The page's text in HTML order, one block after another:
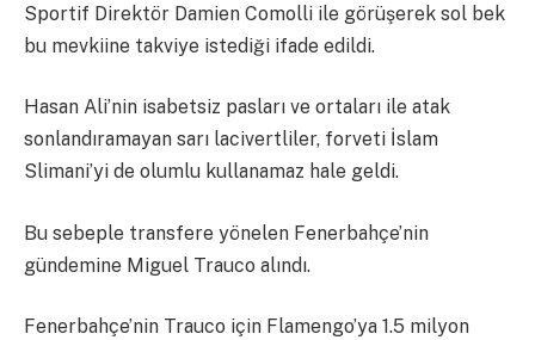
Sportif Direktör Damien Comolli ile görüşerek sol bek
bu mevkiine takviye istediği ifade edildi.
Hasan Ali’nin isabetsiz pasları ve ortaları ile atak
sonlandıramayan sarı lacivertliler, forveti İslam
Slimani’yi de olumlu kullanamaz hale geldi.
Bu sebeple transfere yönelen Fenerbahçe’nin
gündemine Miguel Trauco alındı.
Fenerbahçe’nin Trauco için Flamengo’ya 1.5 milyon